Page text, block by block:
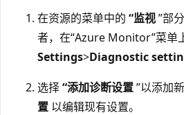
在资源的菜单中的 “监视”部
者，在“Azure Monitor”菜单
Settings>Diagnostic
选择“添加诊断设置”以添加
置 以编辑现有设置。